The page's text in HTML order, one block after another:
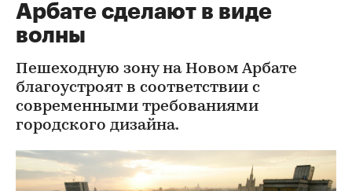
Арбате сделают в виде
волны
Пешеходную зону на Новом Арбате
благоустроят в соответствии с
современными требованиями
городского дизайна.